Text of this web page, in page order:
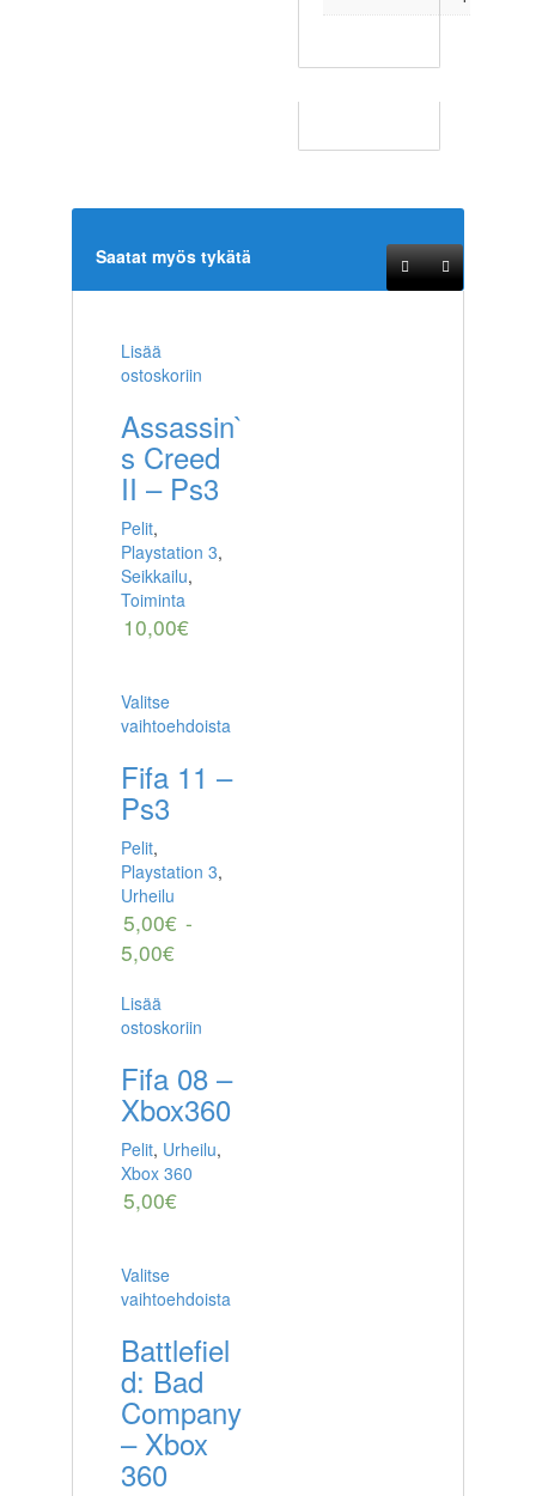
Saatat myös tykätä
Lisää
ostoskoriin
Assassin`
s Creed
II – Ps3
Pelit,
Playstation 3,
Seikkailu,
Toiminta
10,00€
Valitse
vaihtoehdoista
Fifa 11 –
Ps3
Pelit,
Playstation 3,
Urheilu
5,00€ -
5,00€
Lisää
ostoskoriin
Fifa 08 –
Xbox360
Pelit, Urheilu,
Xbox 360
5,00€
Valitse
vaihtoehdoista
Battlefiel
d: Bad
Company
– Xbox
360